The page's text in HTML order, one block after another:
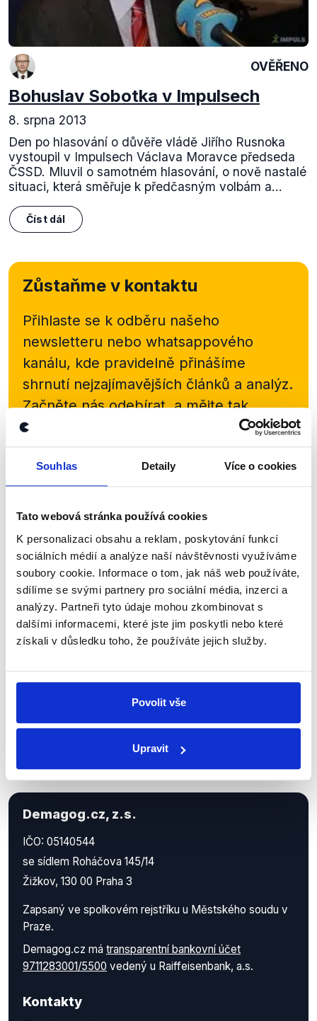
Souhlas Detaily Více o cookies
Tato webová stránka používá cookies
K personalizaci obsahu a reklam, poskytování funkcí
sociálních médií a analýze naší návštěvnosti využíváme
soubory cookie. Informace o tom, jak náš web používáte,
sdílíme se svými partnery pro sociální média, inzerci a
analýzy. Partneři tyto údaje mohou zkombinovat s
dalšími informacemi, které jste jim poskytli nebo které
získali v důsledku toho, že používáte jejich služby.
Povolit vše
Upravit
OVĚŘENO
Bohuslav Sobotka v Impulsech
8. srpna 2013
Den po hlasování o důvěře vládě Jiřího Rusnoka
vystoupil v Impulsech Václava Moravce předseda
ČSSD. Mluvil o samotném hlasování, o nově nastalé
situaci, která směřuje k předčasným volbám a...
Číst dál
Zůstaňme v kontaktu
Přihlaste se k odběru našeho
newsletteru nebo whatsappového
kanálu, kde pravidelně přinášíme
shrnutí nejzajímavějších článků a analýz.
Začněte nás odebírat, a mějte tak
přehled o tom, jaké dezinformace a
nepravdy se zrovna v Česku šíří.
Newsletter
Sociální sítě
Nenechte si ujít nejnovější události
z Demagog.cz. Sdílením našich
příspěvků přátelům podpoříte naši
Demagog.cz, z.s.
IČO: 05140544
se sídlem Roháčova 145/14
Žižkov, 130 00 Praha 3
Zapsaný ve spolkovém rejstříku u Městského soudu v
Praze.
Demagog.cz má transparentní bankovní účet
9711283001/5500 vedený u Raiffeisenbank, a.s.
Kontakty